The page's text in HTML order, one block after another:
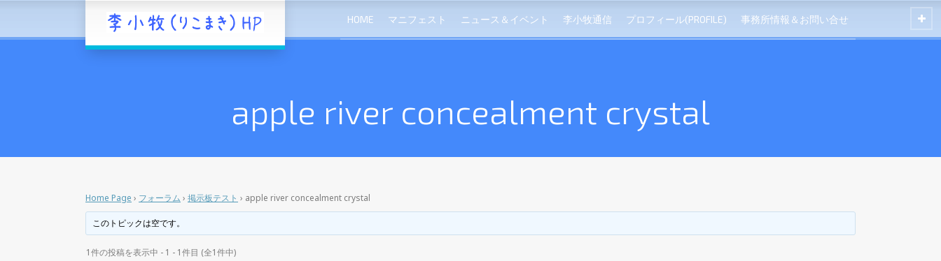
HOME マニフェスト ニュース＆イベント 李小牧通信 プロフィール(PROFILE) 事務所情報＆お問い合せ
apple river concealment crystal
Home Page › フォーラム › 掲示板テスト › apple river concealment crystal
このトピックは空です。
1件の投稿を表示中 - 1 - 1件目 (全1件中)